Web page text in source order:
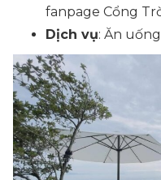
fanpage Cổng
Dịch vụ: Ăn